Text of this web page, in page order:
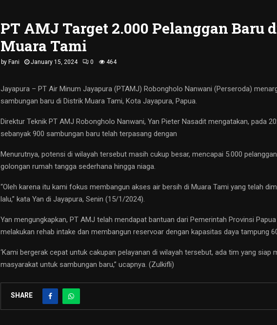
PT AMJ Target 2.000 Pelanggan Baru
Muara Tami
by Fani January 15, 2024 0 464
Jayapura – PT Air Minum Jayapura (PTAMJ) Robongholo Nanwani (Perseroda)
sambungan baru di Distrik Muara Tami, Kota Jayapura, Papua.
Direktur Teknik PT AMJ Robongholo Nanwani, Yan Pieter Nasadit mengatakan, pada
sebanyak 900 sambungan baru telah terpasang dengan
Menurutnya, potensi di wilayah tersebut masih cukup besar, mencapai 5.000
golongan rumah tangga sederhana hingga niaga.
“Oleh karena itu kami fokus membangun akses air bersih di Muara Tami yang telah
lalu,” kata Yan di Jayapura, Senin (15/1/2024).
Yan mengungkapkan, PT AMJ telah mendapat bantuan dari Pemerintah Provinsi
melakukan rehab intake dan membangun reservoar dengan kapasitas daya tampung
‘Kami bergerak cepat untuk cakupan pelayanan di wilayah tersebut, ada tim yang siap
masyarakat untuk sambungan baru,” ucapnya. (Zulkifli)
SHARE